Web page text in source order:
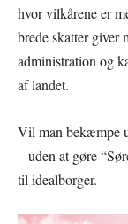
hvor vilkårene er
brede skatter giver
administration og
af landet.
Vil man bekæmpe
– uden at gøre
til idealborger.